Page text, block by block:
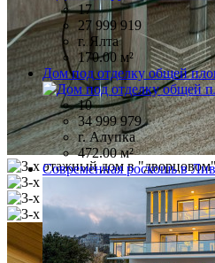
17
27 999 919
г. Ялта
170.00 м²
Дом под отделку общей
10
34 999 979
г. Алупка
472.00 м²
Современная роскошь в